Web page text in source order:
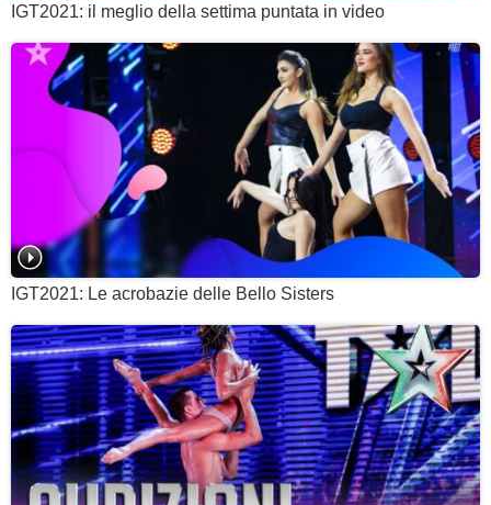
IGT2021: il meglio della settima puntata in video
IGT2021: Le acrobazie delle Bello Sisters